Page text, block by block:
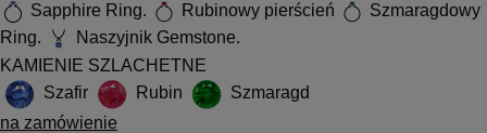
Sapphire Ring.
Rubinowy pierścień
Szmaragdowy
Ring.
Naszyjnik Gemstone.
KAMIENIE SZLACHETNE
Szafir
Rubin
Szmaragd
na zamówienie